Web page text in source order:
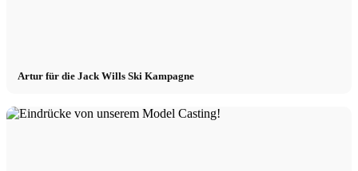
Artur für die Jack Wills Ski Kampagne